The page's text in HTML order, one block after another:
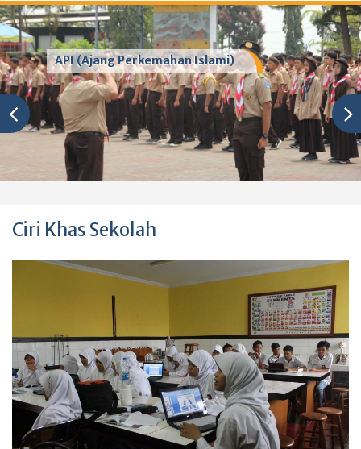
API (Ajang Perkemahan Islami)
Ciri Khas Sekolah